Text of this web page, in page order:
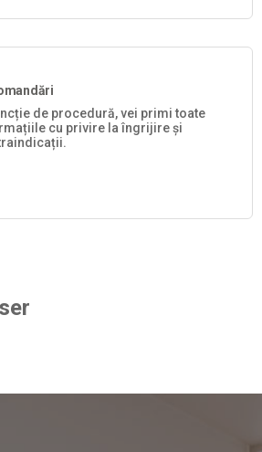
de procedură, vei primi toate
cu privire la îngrijire și